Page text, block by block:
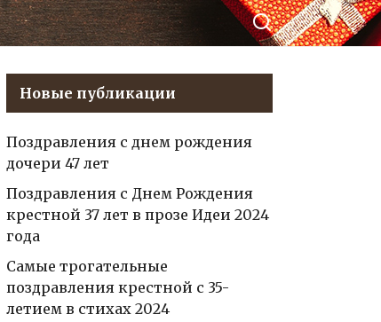
Новые публикации
Поздравления с днем рождения
дочери 47 лет
Поздравления с Днем Рождения
крестной 37 лет в прозе Идеи 2024
года
Самые трогательные
поздравления крестной с 35-
летием в стихах 2024
Рената на его день
рождения!